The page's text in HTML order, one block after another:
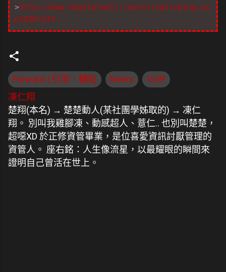
>http://www.digitalwall.com/scripts/ping.as
p?UID=273
Forward | 引用、轉貼 News
VoIP
凍仁翔
楚翔(本名) → 楚楚動人(某社團學姊取的) → 凍仁
翔。 別叫我雞腳凍、動感超人、薏仁.. 也別叫楚楚，
超噁XD 於正修資管畢業，是位喜愛資訊討厭管理的
資管人。 座右銘：人生像流星，以最耀眼的瞬間來
證明自己曾活在世上。